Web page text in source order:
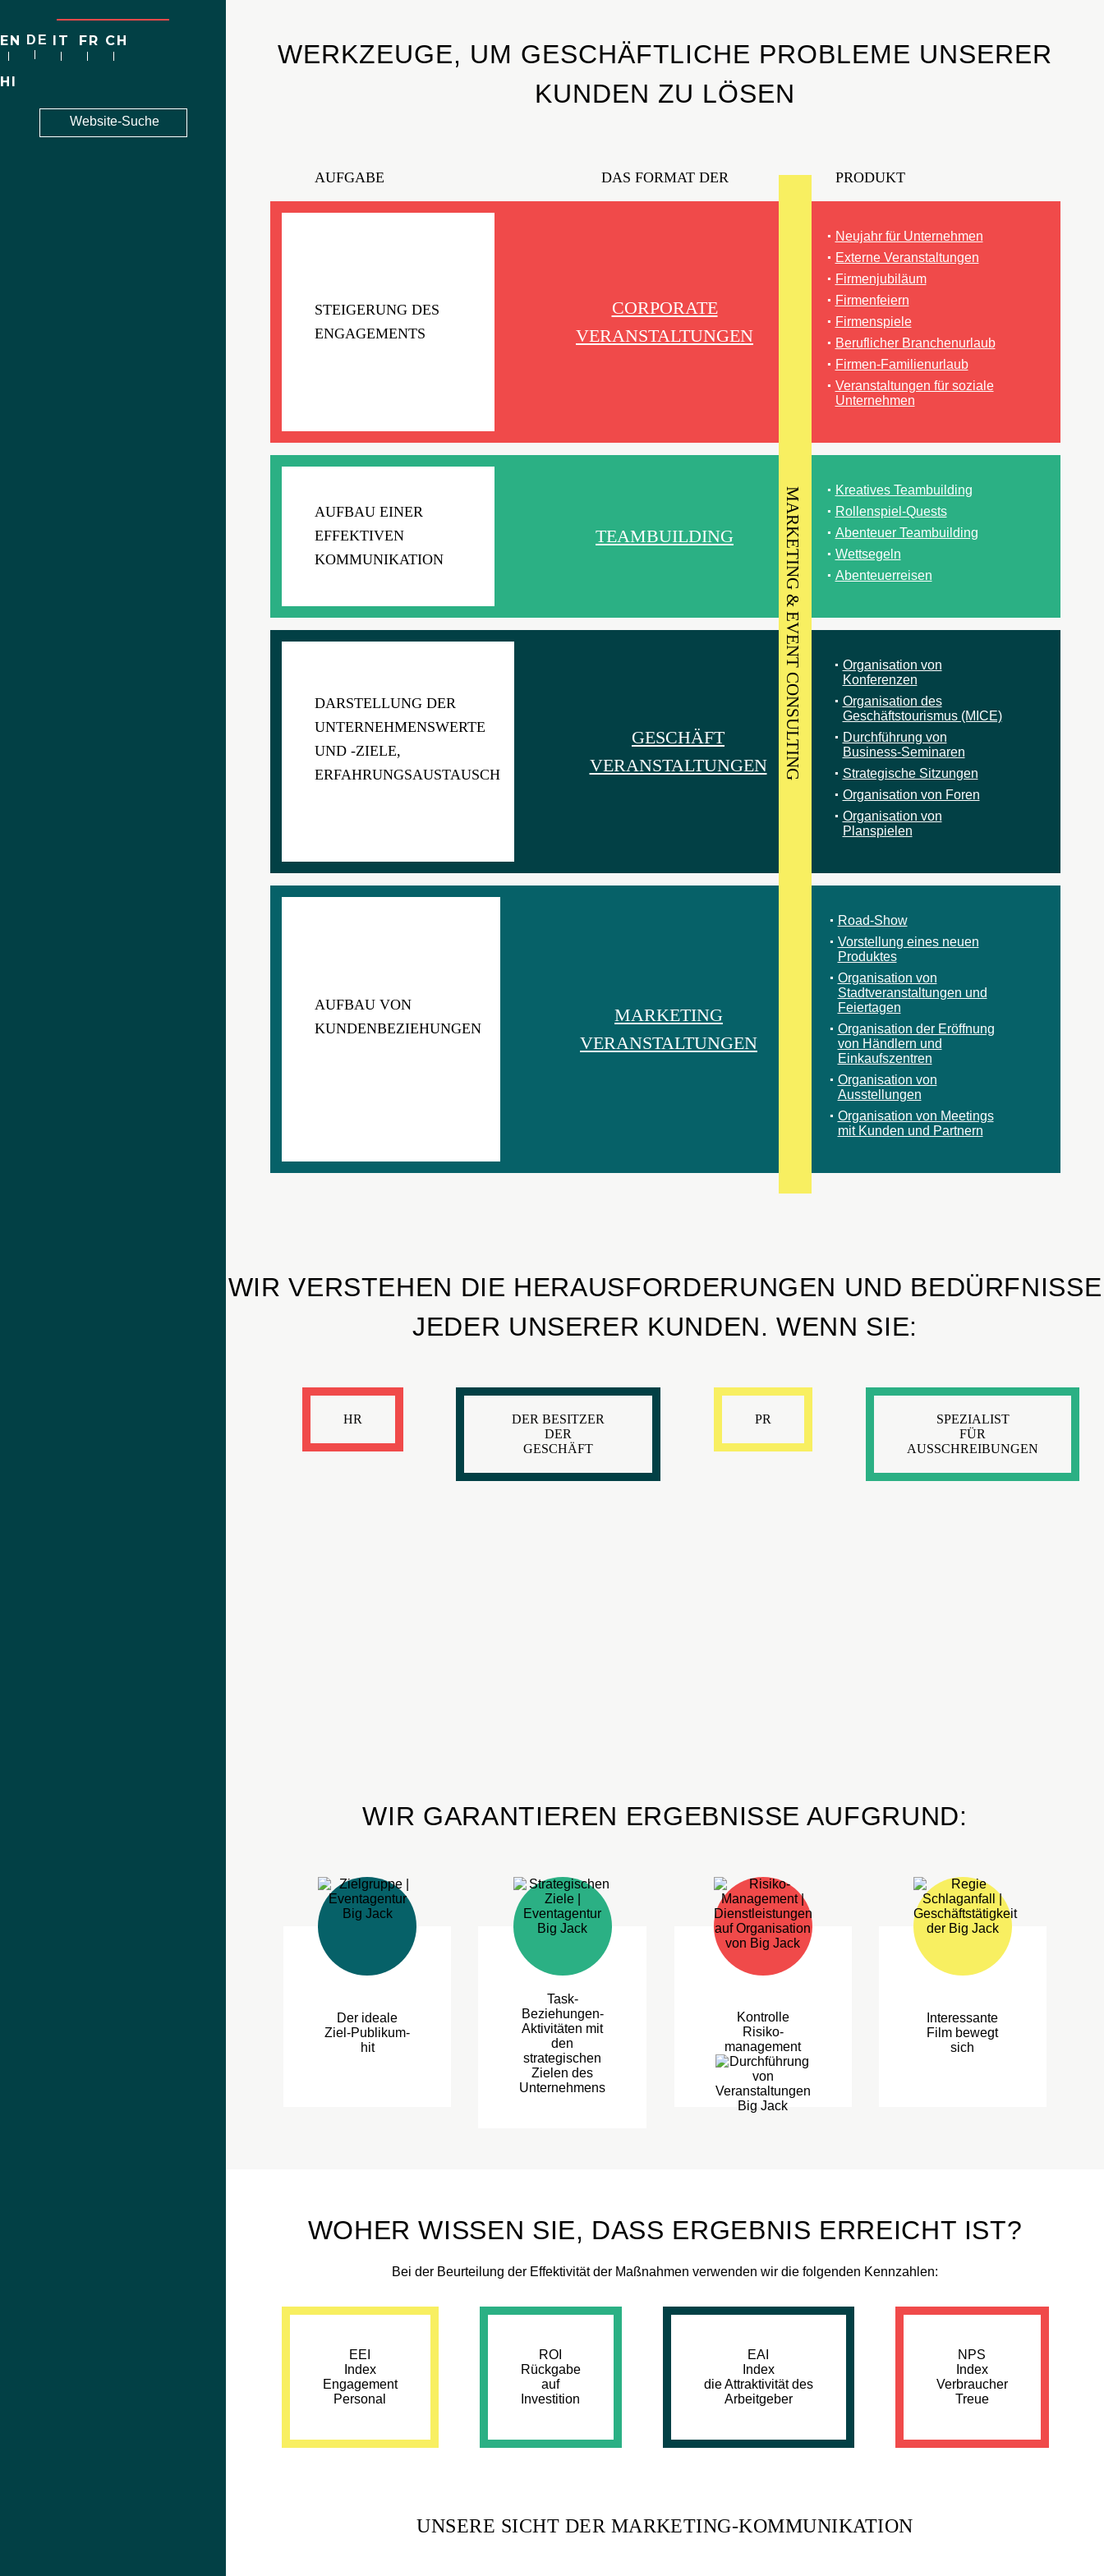
EN DE IT FR CH
HI
WERKZEUGE, UM GESCHÄFTLICHE PROBLEME UNSERER
KUNDEN ZU LÖSEN
AUFGABE DAS FORMAT DER PRODUKT
STEIGERUNG DES
ENGAGEMENTS
CORPORATE
VERANSTALTUNGEN
Neujahr für Unternehmen
Externe Veranstaltungen
Firmenjubiläum
Firmenfeiern
Firmenspiele
Beruflicher Branchenurlaub
Firmen-Familienurlaub
Veranstaltungen für soziale
Unternehmen
AUFBAU EINER
EFFEKTIVEN
KOMMUNIKATION
TEAMBUILDING
Kreatives Teambuilding
Rollenspiel-Quests
Abenteuer Teambuilding
Wettsegeln
Abenteuerreisen
DARSTELLUNG DER
UNTERNEHMENSWERTE
UND -ZIELE,
ERFAHRUNGSAUSTAUSCH
GESCHÄFT
VERANSTALTUNGEN
Organisation von
Konferenzen
Organisation des
Geschäftstourismus (MICE)
Durchführung von
Business-Seminaren
Strategische Sitzungen
Organisation von Foren
Organisation von
Planspielen
AUFBAU VON
KUNDENBEZIEHUNGEN
MARKETING
VERANSTALTUNGEN
Road-Show
Vorstellung eines neuen
Produktes
Organisation von
Stadtveranstaltungen und
Feiertagen
Organisation der Eröffnung
von Händlern und
Einkaufszentren
Organisation von
Ausstellungen
Organisation von Meetings
mit Kunden und Partnern
MARKETING & EVENT CONSULTING
WIR VERSTEHEN DIE HERAUSFORDERUNGEN UND BEDÜRFNISSE
JEDER UNSERER KUNDEN. WENN SIE:
HR
DER BESITZER
DER
GESCHÄFT
PR
SPEZIALIST
FÜR
AUSSCHREIBUNGEN
WIR GARANTIEREN ERGEBNISSE AUFGRUND:
Der ideale
Ziel-Publikum-
hit
Task-
Beziehungen-
Aktivitäten mit
den
strategischen
Zielen des
Unternehmens
Kontrolle
Risiko-
management
Interessante
Film bewegt
sich
WOHER WISSEN SIE, DASS ERGEBNIS ERREICHT IST?
Bei der Beurteilung der Effektivität der Maßnahmen verwenden wir die folgenden Kennzahlen:
EEI
Index
Engagement
Personal
ROI
Rückgabe
auf
Investition
EAI
Index
die Attraktivität des
Arbeitgeber
NPS
Index
Verbraucher
Treue
UNSERE SICHT DER MARKETING-KOMMUNIKATION